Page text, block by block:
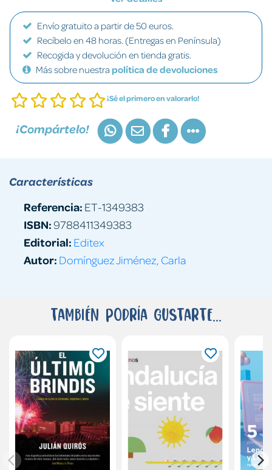
Envío gratuito a partir de 50 euros.
Recíbelo en 48 horas. (Entregas en Península)
Recogida y devolución en tienda gratis.
Más sobre nuestra política de devoluciones
¡Sé el primero en valorarlo!
¡Compártelo!
Características
Referencia: ET-1349383
ISBN:9788411349383
Editorial: Editex
Autor: Domínguez Jiménez, Carla
También podría gustarte...